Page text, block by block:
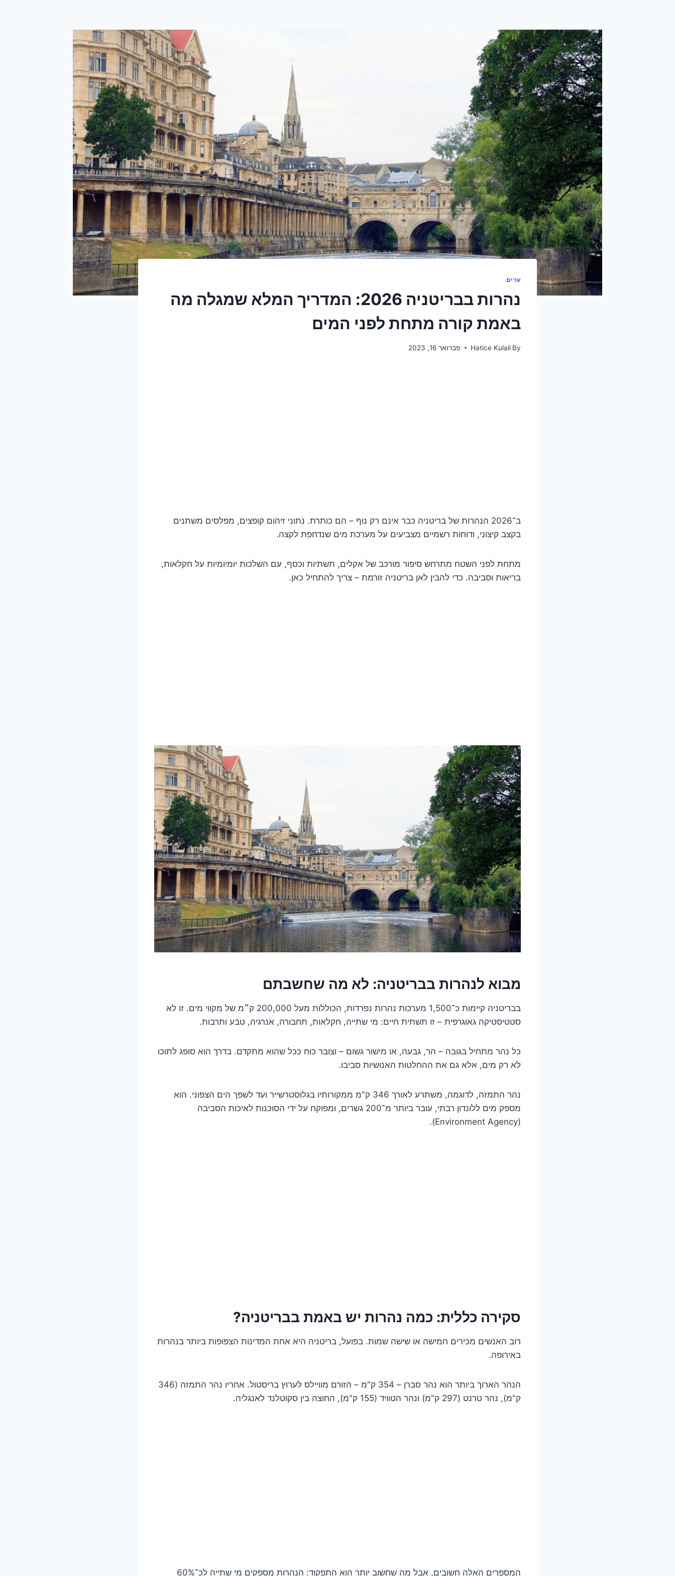
ערים
נהרות בבריטניה 2026: המדריך המלא שמגלה מה
באמת קורה מתחת לפני המים
By
Hatice Kulali פברואר 16, 2023
ב־2026 הנהרות של בריטניה כבר אינם רק נוף – הם כותרת. נתוני זיהום קופצים, מפלסים משתנים
בקצב קיצוני, ודוחות רשמיים מצביעים על מערכת מים שנדחפת לקצה.
מתחת לפני השטח מתרחש סיפור מורכב של אקלים, תשתיות וכסף, עם השלכות יומיומיות על חקלאות,
בריאות וסביבה. כדי להבין לאן בריטניה זורמת – צריך להתחיל כאן.
מבוא לנהרות בבריטניה: לא מה שחשבתם
בבריטניה קיימות כ־1,500 מערכות נהרות נפרדות, הכוללות מעל 200,000 ק״מ של מקווי מים. זו לא
סטטיסטיקה גאוגרפית – זו תשתית חיים: מי שתייה, חקלאות, תחבורה, אנרגיה, טבע ותרבות.
כל נהר מתחיל בגובה – הר, גבעה, או מישור גשום – וצובר כוח ככל שהוא מתקדם. בדרך הוא סופג לתוכו
לא רק מים, אלא גם את ההחלטות האנושיות סביבו.
נהר התמזה, לדוגמה, משתרע לאורך 346 ק"מ ממקורותיו בגלוסטרשייר ועד לשפך הים הצפוני. הוא
מספק מים ללונדון רבתי, עובר ביותר מ־200 גשרים, ומפוקח על ידי הסוכנות לאיכות הסביבה
(Environment Agency).
סקירה כללית: כמה נהרות יש באמת בבריטניה?
רוב האנשים מכירים חמישה או שישה שמות. בפועל, בריטניה היא אחת המדינות הצפופות ביותר בנהרות
באירופה.
הנהר הארוך ביותר הוא נהר סברן – 354 ק"מ – הזורם מוויילס לערוץ בריסטול. אחריו נהר התמזה (346
ק"מ), נהר טרנט (297 ק"מ) ונהר הטוויד (155 ק"מ), החוצה בין סקוטלנד לאנגליה.
המספרים האלה חשובים, אבל מה שחשוב יותר הוא התפקוד: הנהרות מספקים מי שתייה לכ־60%